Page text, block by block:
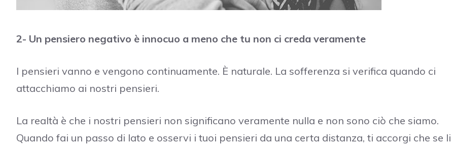
2- Un pensiero negativo è innocuo a meno che tu non ci creda veramente
I pensieri vanno e vengono continuamente. È naturale. La sofferenza si verifica quando ci
attacchiamo ai nostri pensieri.
La realtà è che i nostri pensieri non significano veramente nulla e non sono ciò che siamo.
Quando fai un passo di lato e osservi i tuoi pensieri da una certa distanza, ti accorgi che se li